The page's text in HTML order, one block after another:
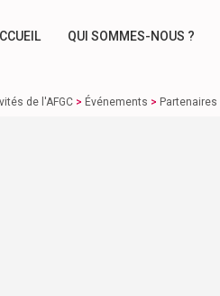
QUI SOMMES-NOUS ?
de l'AFGC > Événements > Partenaires